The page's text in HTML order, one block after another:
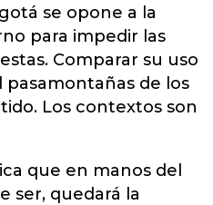
se opone a la
para impedir las
Comparar su uso
de los
Los contextos son
que en manos del
ser, quedará la